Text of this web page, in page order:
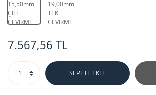
7.567,56 TL
SEPETE EKLE